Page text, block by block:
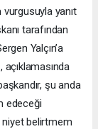
yanıt
tarafından
Yalçın’a
şu anda
edeceği
niyet belirtmem